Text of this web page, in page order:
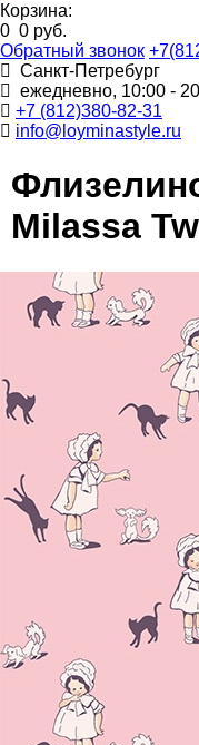
Корзина:
0 0 руб.
Обратный звонок
Санкт-Петребург
ежедневно, 10:00 -
+7 (812)380-82-31
info@loyminastyle.ru
Milassa